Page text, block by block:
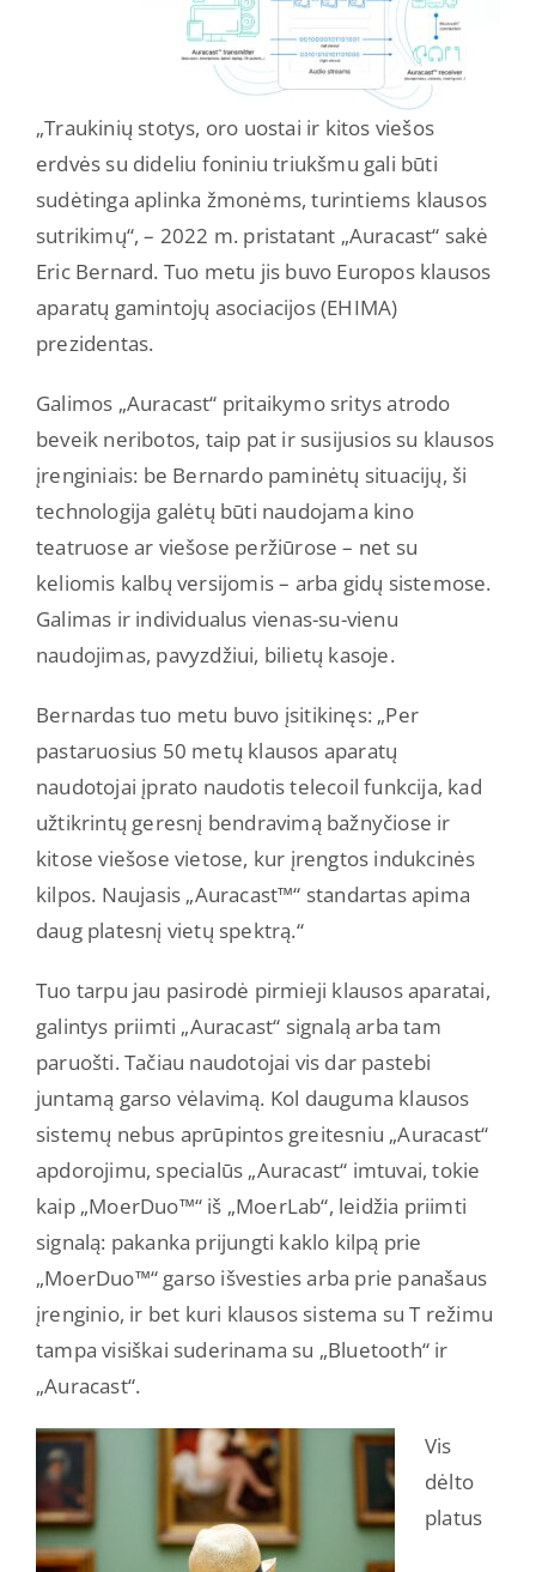
„Traukinių stotys, oro uostai ir kitos viešos
erdvės su dideliu foniniu triukšmu gali būti
sudėtinga aplinka žmonėms, turintiems klausos
sutrikimų“, – 2022 m. pristatant „Auracast“ sakė
Eric Bernard. Tuo metu jis buvo Europos klausos
aparatų gamintojų asociacijos (EHIMA)
prezidentas.
Galimos „Auracast“ pritaikymo sritys atrodo
beveik neribotos, taip pat ir susijusios su klausos
įrenginiais: be Bernardo paminėtų situacijų, ši
technologija galėtų būti naudojama kino
teatruose ar viešose peržiūrose – net su
keliomis kalbų versijomis – arba gidų sistemose.
Galimas ir individualus vienas-su-vienu
naudojimas, pavyzdžiui, bilietų kasoje.
Bernardas tuo metu buvo įsitikinęs: „Per
pastaruosius 50 metų klausos aparatų
naudotojai įprato naudotis telecoil funkcija, kad
užtikrintų geresnį bendravimą bažnyčiose ir
kitose viešose vietose, kur įrengtos indukcinės
kilpos. Naujasis „Auracast™“ standartas apima
daug platesnį vietų spektrą.“
Tuo tarpu jau pasirodė pirmieji klausos aparatai,
galintys priimti „Auracast“ signalą arba tam
paruošti. Tačiau naudotojai vis dar pastebi
juntamą garso vėlavimą. Kol dauguma klausos
sistemų nebus aprūpintos greitesniu „Auracast“
apdorojimu, specialūs „Auracast“ imtuvai, tokie
kaip „MoerDuo™“ iš „MoerLab“, leidžia priimti
signalą: pakanka prijungti kaklo kilpą prie
„MoerDuo™“ garso išvesties arba prie panašaus
įrenginio, ir bet kuri klausos sistema su T režimu
tampa visiškai suderinama su „Bluetooth“ ir
„Auracast“.
Vis
dėlto
platus